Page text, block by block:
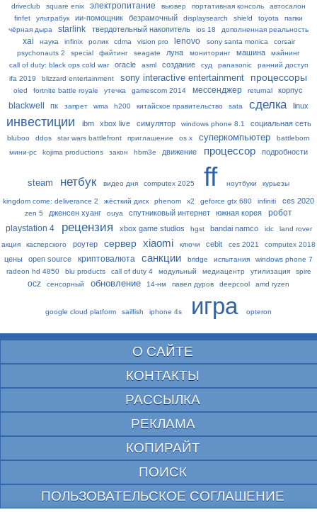
driveclub
square enix электропитание вьювер портативная консоль
автосалон
finfet
ультрабук ии-помощник безрамочный displaysearch shield toyota
папки
чёрная дыра
starlink твердотельный накопитель ios 18 дополненная реальность
xai наука infinix ролик cdma vision pro lenovo sony santa monica
corsair
psychonauts 2
special файтинг seagate луна мониторинг машина
майнинг
call of duty: black ops cold war
oracle asml создание суд panasonic
ранний доступ
ifa 2019
blizzard entertainment sony interactive entertainment процессоры
oled fortnite battle royale утечка gamescom 2014 мессенджер returnal корпус
blackwell пк запрет wma h200 китайское правительство sata сделка linux
инвестиции ibm xbox live симулятор windows phone 8.1 социальная сеть
bluboo ddos star wars battlefront приглашение os x суперкомпьютер
battleborn
мини-pc
kojima productions закон hbm3e движение процессор подробности
steam нетбук видео дня computex 2025 ff ноутбуки курьезы
kingdom come: deliverance 2 жёсткий диск phenom x2 geforce gtx 680 infiniti ces 2020
zen 5 дженсен хуанг ouya спутниковый интернет южная корея
робот
playstation 4
рецензия xbox game studios hgst bandai namco idc land rover
акция касперского роутер сервер xiaomi ключи cebit ces 2021 computex 2018
цены open source криптовалюта санкции bridge испытания
windows phone 7
radeon hd 4850
blu products call of duty 4 модульный медиацентр утилизация spire
ocz сенсорный обновление 14-нм павел дуров deepcool amd ryzen
google cloud platform sailfish iphone 4s игра opteron
О САЙТЕ
КОНТАКТЫ
РАССЫЛКА
РЕКЛАМА
КОПИРАЙТ
ПОИСК
ПОЛЬЗОВАТЕЛЬСКОЕ СОГЛАШЕНИЕ